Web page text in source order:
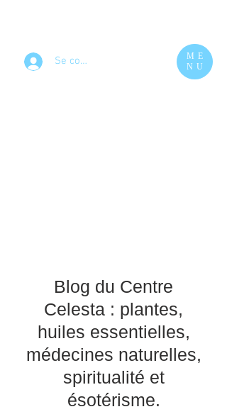
Se connecter
ME
NU
Blog du Centre
Celesta : plantes,
huiles essentielles,
médecines naturelles,
spiritualité et
ésotérisme.